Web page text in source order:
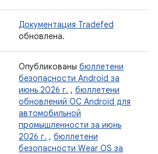
Документация Tradefed
обновлена.
Опубликованы бюллетени
безопасности Android за
июнь 2026 г. , бюллетени
обновлений ОС Android для
автомобильной
промышленности за июнь
2026 г. , бюллетени
безопасности Wear OS за